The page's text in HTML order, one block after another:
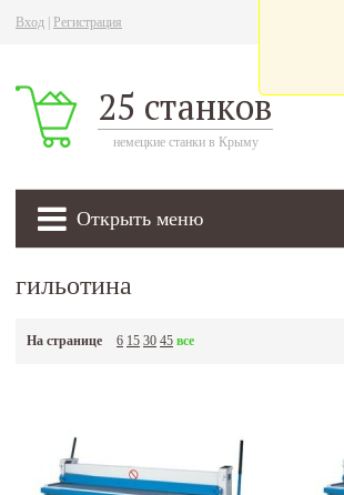
Вход Регистрация
25 станков
немецкие станки в Крыму
Открыть меню
гильотина
На странице 6 15 30 45 все